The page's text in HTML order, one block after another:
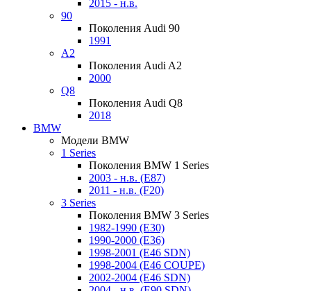
2015 - н.в.
90
Поколения Audi 90
1991
A2
Поколения Audi A2
2000
Q8
Поколения Audi Q8
2018
BMW
Модели BMW
1 Series
Поколения BMW 1 Series
2003 - н.в. (E87)
2011 - н.в. (F20)
3 Series
Поколения BMW 3 Series
1982-1990 (E30)
1990-2000 (E36)
1998-2001 (E46 SDN)
1998-2004 (E46 COUPE)
2002-2004 (E46 SDN)